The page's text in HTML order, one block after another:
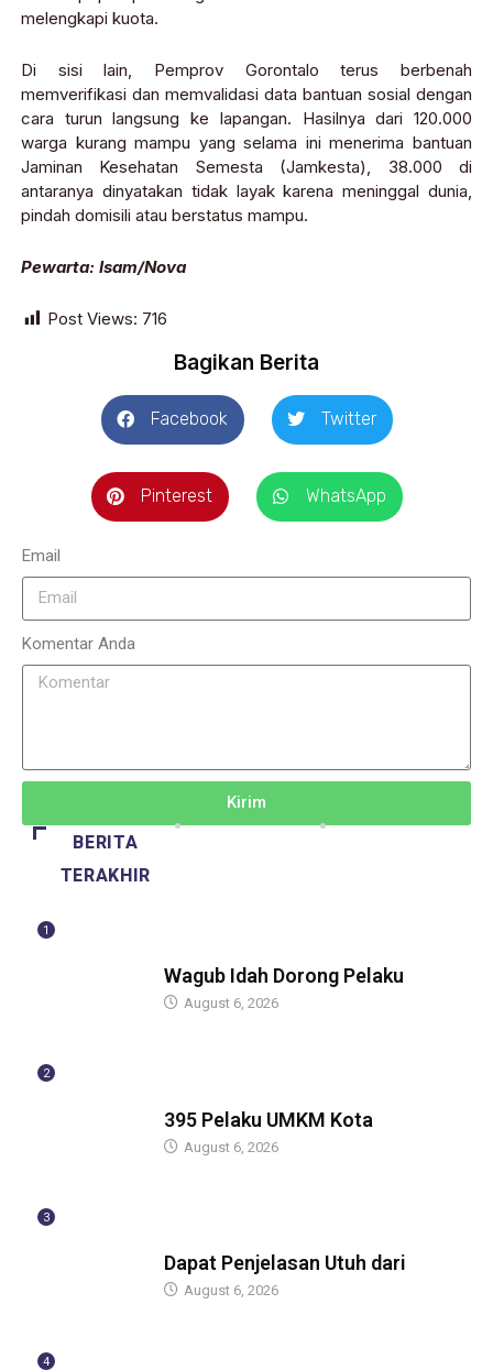
melengkapi kuota.
Di sisi lain, Pemprov Gorontalo terus berbenah
memverifikasi dan memvalidasi data bantuan sosial dengan
cara turun langsung ke lapangan. Hasilnya dari 120.000
warga kurang mampu yang selama ini menerima bantuan
Jaminan Kesehatan Semesta (Jamkesta), 38.000 di
antaranya dinyatakan tidak layak karena meninggal dunia,
pindah domisili atau berstatus mampu.
Pewarta: Isam/Nova
Post Views: 716
Bagikan Berita
Facebook Twitter
Pinterest WhatsApp
Email
Komentar Anda
Kirim
BERITA
TERAKHIR
1
Wagub Idah Dorong Pelaku
August 6, 2026
2
395 Pelaku UMKM Kota
August 6, 2026
3
Dapat Penjelasan Utuh dari
August 6, 2026
4